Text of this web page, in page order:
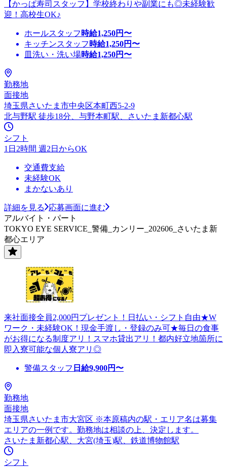
【かっぱ寿司スタッフ】学校終わりや副業にも◎未経験歓
迎！高校生OK♪
ホールスタッフ 時給1,250円〜
キッチンスタッフ 時給1,250円〜
皿洗い・洗い場時給1,250円〜
勤務地
面接地
埼玉県さいたま市中央区本町西5-2-9
北与野駅 徒歩18分、与野本町駅、さいたま新都心駅
シフト
1日2時間 週2日からOK
交通費支給
未経験OK
まかないあり
詳細を見る
応募画面に進む
アルバイト・パート
TOKYO EYE SERVICE_警備_カンリー_202606_さいたま新
都心エリア
来社面接全員2,000円プレゼント！日払い・シフト自由★W
ワーク・未経験OK！現金手渡し・登録のみ可★毎日の食事
がお得になる制度アリ！スマホ貸出アリ！都内好立地箇所に
即入寮可能な個人寮アリ◎
警備スタッフ 日給9,900円〜
勤務地
面接地
埼玉県さいたま市大宮区 ※本原稿内の駅・エリア名は募集
エリアの一例です。勤務地は相談の上、決定します。
さいたま新都心駅、大宮(埼玉)駅、鉄道博物館駅
シフト